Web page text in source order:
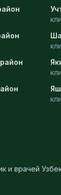
и врачей